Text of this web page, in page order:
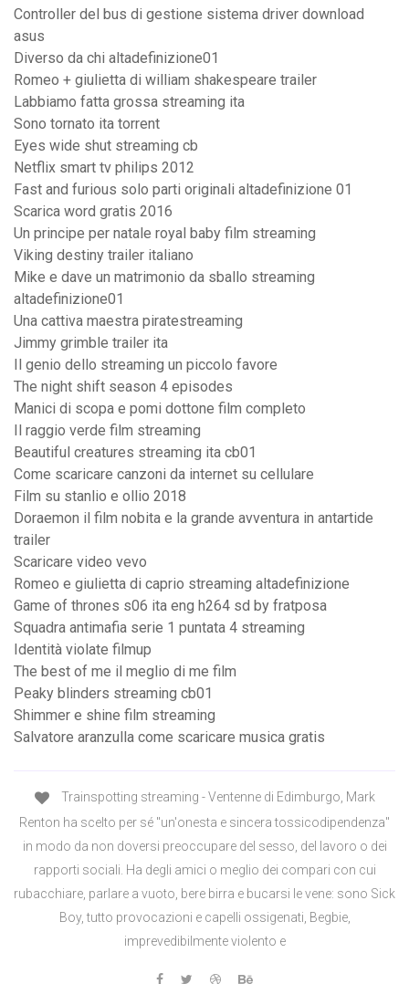
Controller del bus di gestione sistema driver download
asus
Diverso da chi altadefinizione01
Romeo + giulietta di william shakespeare trailer
Labbiamo fatta grossa streaming ita
Sono tornato ita torrent
Eyes wide shut streaming cb
Netflix smart tv philips 2012
Fast and furious solo parti originali altadefinizione 01
Scarica word gratis 2016
Un principe per natale royal baby film streaming
Viking destiny trailer italiano
Mike e dave un matrimonio da sballo streaming
altadefinizione01
Una cattiva maestra piratestreaming
Jimmy grimble trailer ita
Il genio dello streaming un piccolo favore
The night shift season 4 episodes
Manici di scopa e pomi dottone film completo
Il raggio verde film streaming
Beautiful creatures streaming ita cb01
Come scaricare canzoni da internet su cellulare
Film su stanlio e ollio 2018
Doraemon il film nobita e la grande avventura in antartide
trailer
Scaricare video vevo
Romeo e giulietta di caprio streaming altadefinizione
Game of thrones s06 ita eng h264 sd by fratposa
Squadra antimafia serie 1 puntata 4 streaming
Identità violate filmup
The best of me il meglio di me film
Peaky blinders streaming cb01
Shimmer e shine film streaming
Salvatore aranzulla come scaricare musica gratis
Trainspotting streaming - Ventenne di Edimburgo, Mark
Renton ha scelto per sé "un'onesta e sincera tossicodipendenza"
in modo da non doversi preoccupare del sesso, del lavoro o dei
rapporti sociali. Ha degli amici o meglio dei compari con cui
rubacchiare, parlare a vuoto, bere birra e bucarsi le vene: sono Sick
Boy, tutto provocazioni e capelli ossigenati, Begbie,
imprevedibilmente violento e